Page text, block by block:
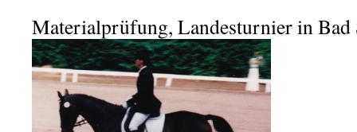
Materialprüfung, Landesturnier in Bad